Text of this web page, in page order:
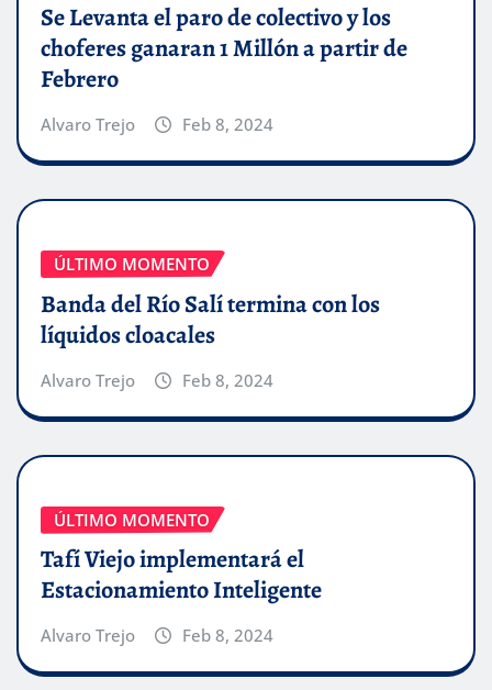
Se Levanta el paro de colectivo y los
choferes ganaran 1 Millón a partir de
Febrero
Alvaro Trejo Feb 8, 2024
ÚLTIMO MOMENTO
Banda del Río Salí termina con los
líquidos cloacales
Alvaro Trejo Feb 8, 2024
ÚLTIMO MOMENTO
Tafí Viejo implementará el
Estacionamiento Inteligente
Alvaro Trejo Feb 8, 2024